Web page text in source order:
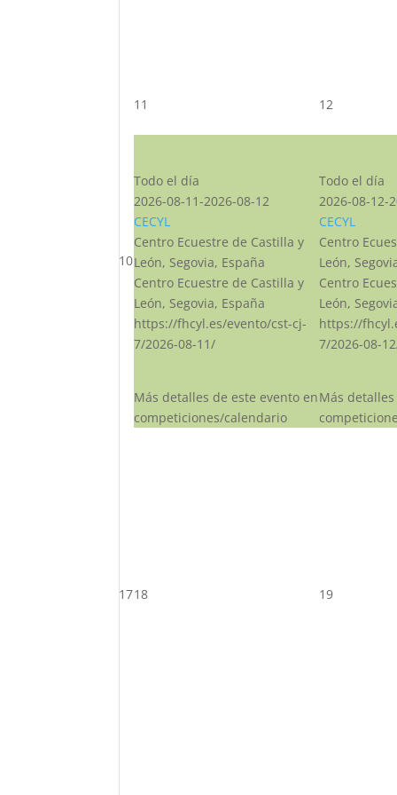
10
11
Todo el día
2026-08-11-2026-08-12
CECYL
Centro Ecuestre de Castilla y
León, Segovia, España
Centro Ecuestre de Castilla y
León, Segovia, España
https://fhcyl.es/evento/cst-cj-
7/2026-08-11/
Más detalles de este evento en
competiciones/calendario
12
Todo el día
2026-08-12-
CECYL
Centro
León,
Centro
León,
https://
7/2026-08-
Más
1718 19